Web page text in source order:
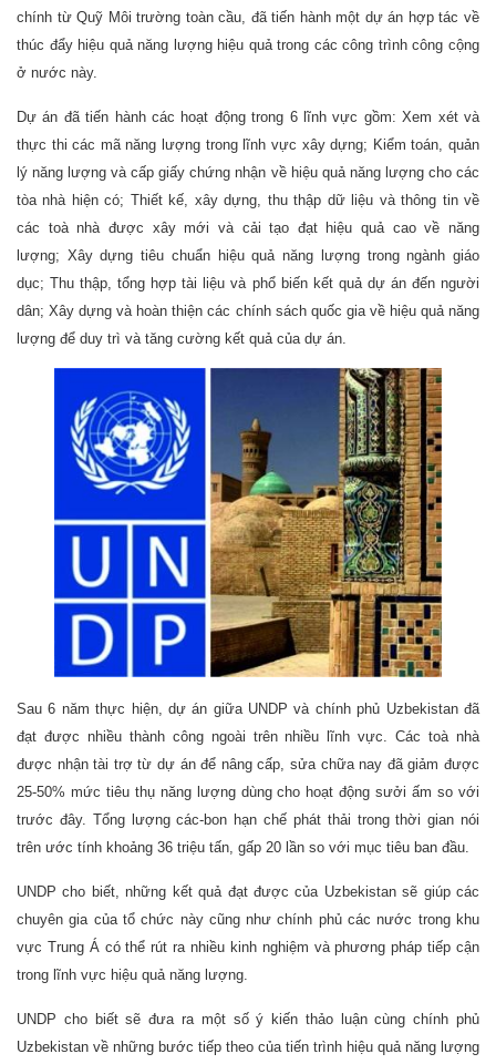
chính từ Quỹ Môi trường toàn cầu, đã tiến hành một dự án hợp tác về
thúc đẩy hiệu quả năng lượng hiệu quả trong các công trình công cộng
ở nước này.
Dự án đã tiến hành các hoạt động trong 6 lĩnh vực gồm:Xem xét và
thực thi các mã năng lượng trong lĩnh vực xây dựng; Kiểm toán, quản
lý năng lượng và cấp giấy chứng nhận về hiệu quả năng lượng cho các
tòa nhà hiện có; Thiết kế, xây dựng, thu thập dữ liệu và thông tin về
các toà nhà được xây mới và cải tạo đạt hiệu quả cao về năng
lượng; Xây dựng tiêu chuẩn hiệu quả năng lượng trong ngành giáo
dục;Thu thập, tổng hợp tài liệu và phổ biến kết quả dự án đến người
dân;Xây dựng và hoàn thiện các chính sách quốc gia về hiệu quả năng
lượng để duy trì và tăng cường kết quả của dự án.
Sau 6 năm thực hiện, dự án giữa UNDP và chính phủ Uzbekistan đã
đạt được nhiều thành công ngoài trên nhiều lĩnh vực. Các toà nhà
được nhận tài trợ từ dự án để nâng cấp, sửa chữa nay đã giảm được
25-50% mức tiêu thụ năng lượng dùng cho hoạt động sưởi ấm so với
trước đây. Tổng lượng các-bon hạn chế phát thải trong thời gian nói
trên ước tính khoảng 36 triệu tấn, gấp 20 lần so với mục tiêu ban đầu.
UNDP cho biết, những kết quả đạt được của Uzbekistan sẽ giúp các
chuyên gia của tổ chức này cũng như chính phủ các nước trong khu
vực Trung Á có thể rút ra nhiều kinh nghiệm và phương pháp tiếp cận
trong lĩnh vực hiệu quả năng lượng.
UNDP cho biết sẽ đưa ra một số ý kiến thảo luận cùng chính phủ
Uzbekistan về những bước tiếp theo của tiến trình hiệu quả năng lượng